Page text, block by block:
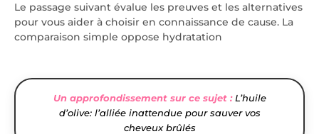
Le passage suivant évalue les preuves et les alternatives
pour vous aider à choisir en connaissance de cause. La
comparaison simple oppose hydratation
Un approfondissement sur ce sujet : L’huile
d’olive: l’alliée inattendue pour sauver vos
cheveux brûlés